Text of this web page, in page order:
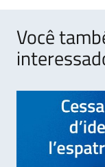
Você